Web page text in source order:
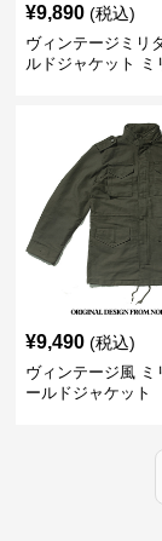
¥9,890 (税込)
ヴィンテージミリ
ルドジャケット ミ
¥9,490 (税込)
ヴィンテージ風 ミ
ールドジャケット